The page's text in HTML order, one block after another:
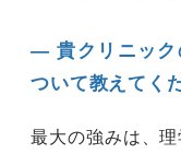
― 貴クリニック
ついて教えてく
最大の強みは、